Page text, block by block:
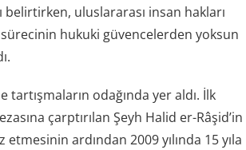
belirtirken, uluslararası insan hakları
sürecinin hukuki güvencelerden yoksun
tartışmaların odağında yer aldı. İlk
çarptırılan Şeyh Halid er-Râşid’in
etmesinin ardından 2009 yılında 15 yıla